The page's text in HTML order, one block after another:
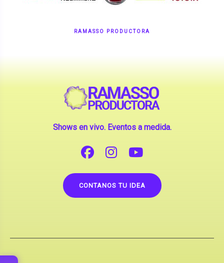
RAMASSO PRODUCTORA
Shows en vivo. Eventos a medida.
CONTANOS TU IDEA